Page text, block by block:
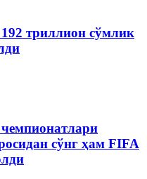
триллион сўмлик
сўнг ҳам FIFA